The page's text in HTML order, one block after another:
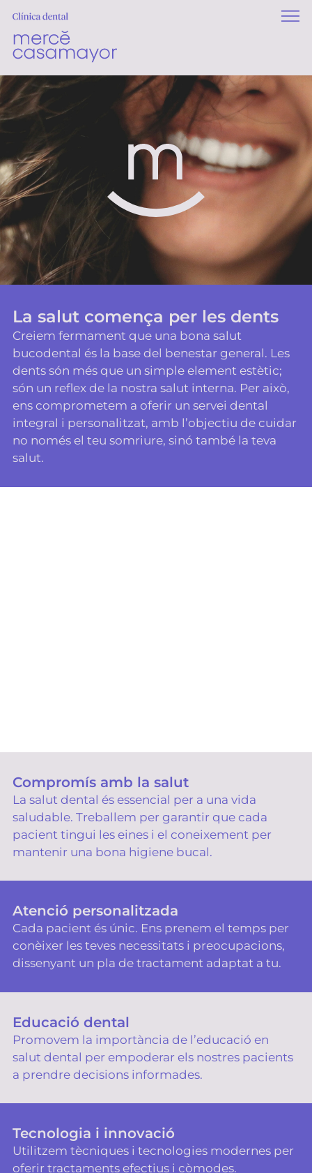
La salut comença per les dents
Creiem fermament que una bona salut
bucodental és la base del benestar general. Les
dents són més que un simple element estètic;
són un reflex de la nostra salut interna. Per això,
ens comprometem a oferir un servei dental
integral i personalitzat, amb l’objectiu de cuidar
no només el teu somriure, sinó també la teva
salut.
Compromís amb la salut
La salut dental és essencial per a una vida
saludable. Treballem per garantir que cada
pacient tingui les eines i el coneixement per
mantenir una bona higiene bucal.
Atenció personalitzada
Cada pacient és únic. Ens prenem el temps per
conèixer les teves necessitats i preocupacions,
dissenyant un pla de tractament adaptat a tu.
Tecnologia i innovació
Utilitzem tècniques i tecnologies modernes per
oferir tractaments efectius i còmodes.
Educació dental
Promovem la importància de l’educació en
salut dental per empoderar els nostres pacients
a prendre decisions informades.